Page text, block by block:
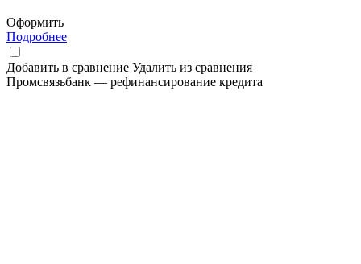
Оформить
Подробнее
Добавить в сравнение Удалить из сравнения
Промсвязьбанк — рефинансирование кредита